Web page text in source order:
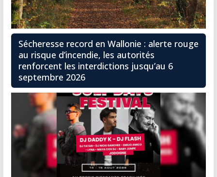
Sécheresse record en Wallonie : alerte rouge
au risque d’incendie, les autorités
renforcent les interdictions jusqu’au 6
septembre 2026